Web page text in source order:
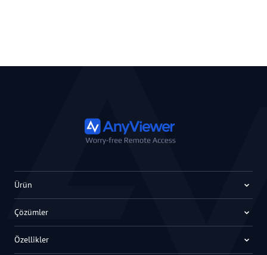
Ürün
Çözümler
Özellikler